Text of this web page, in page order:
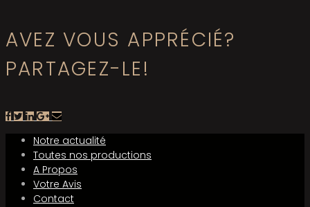
AVEZ VOUS APPRÉCIÉ?
PARTAGEZ-LE!
Notre actualité
Toutes nos productions
A Propos
Votre Avis
Contact